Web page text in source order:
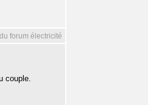
forum électricité
couple.